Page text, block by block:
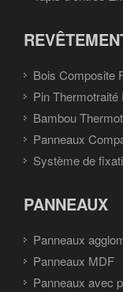
Bois Composite
Pin Thermotraité
Bambou
Panneaux
Système de
PANNEAUX
Panneaux
Panneaux MDF
Panneaux avec